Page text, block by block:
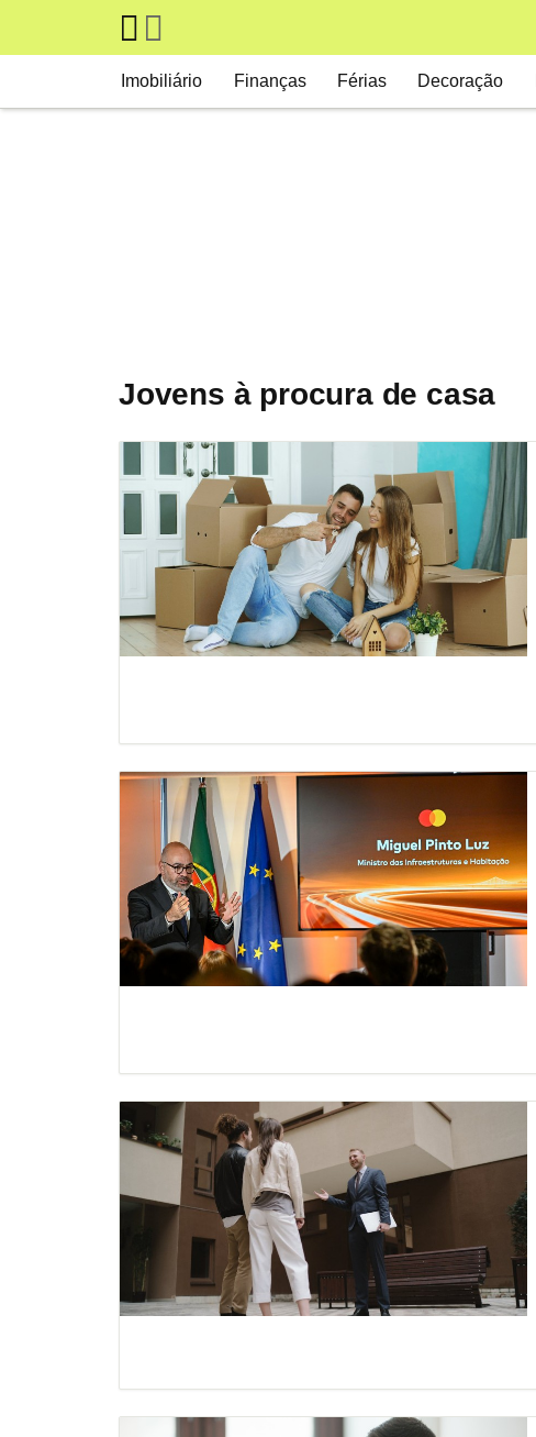
Skip to main content
Main navigation
Imobiliário Finanças Férias Decoração
Jovens à procura de casa